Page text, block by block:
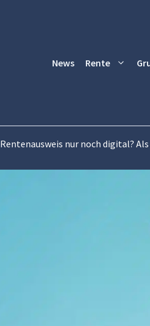
News Rente
Rentenausweis nur noch digital?